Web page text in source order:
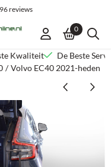
instellingen of sta alle
reviews
0
Kwaliteit
De Beste
/ Volvo EC40 2021-heden